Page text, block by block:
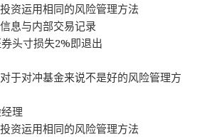
资运用相同的风险管理方法
息与内部交易记录
头寸损失2%即退出
于对冲基金来说不是好的风险管理方
理
资运用相同的风险管理方法